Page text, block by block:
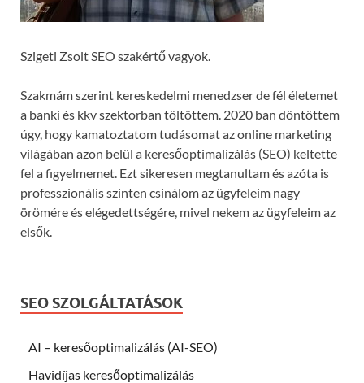
Szigeti Zsolt SEO szakértő vagyok.
Szakmám szerint kereskedelmi menedzser de fél életemet
a banki és kkv szektorban töltöttem. 2020 ban döntöttem
úgy, hogy kamatoztatom tudásomat az online marketing
világában azon belül a keresőoptimalizálás (SEO) keltette
fel a figyelmemet. Ezt sikeresen megtanultam és azóta is
professzionális szinten csinálom az ügyfeleim nagy
örömére és elégedettségére, mivel nekem az ügyfeleim az
elsők.
SEO SZOLGÁLTATÁSOK
AI – keresőoptimalizálás (AI-SEO)
Havidíjas keresőoptimalizálás